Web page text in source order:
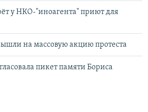
у НКО-"иноагента" приют для
на массовую акцию протеста
пикет памяти Бориса